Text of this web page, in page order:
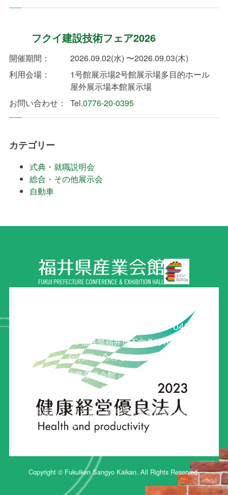
フクイ建設技術フェア2026
開催期間：
2026.09.02(水) 〜2026.09.03(木)
利用会場：
1号館展示場2号館展示場多目的ホール
屋外展示場本館展示場
お問い合わせ：
Tel.0776-20-0395
カテゴリー
式典・就職説明会
総合・その他展示会
自動車
0776-41-0401
〒918-8135 福井県福井市下六条町103番地
お問い合わせフォーム
一般財団法人福井県産業会館（適格請求書登録番号 T2-2100-050
0-0419）
ご利用環境条
（一財）福井県産業会館個人情報保護方
針
X
Copyright © Fukuiken Sangyo Kaikan. All Rights Reserved.